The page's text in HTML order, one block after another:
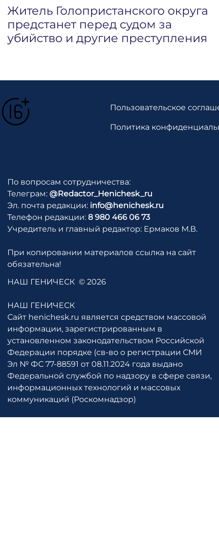
Житель Голопристанского округа
предстанет перед судом за
убийство и другие преступления
Пользовательское
Политика
По вопросам сотрудничества:
Телеграм: @Redactor_Henichesk_ru
Эл. почта редакции: info@henichesk.ru
Телефон редакции: 8 980 466 06 73
Учредитель и главный редактор: Ермаков М.В.
При копировании материалов ссылка на сайт
обязательна!
НАШ ГЕНИЧЕСК © 2026
НАШ ГЕНИЧЕСК
Сайт henichesk.ru является средством массовой
информации, зарегистрированным в
установленном законодательством Российской
Федерации порядке (св-во о регистрации СМИ
Эл № ФС 77-88591 от 08.11.2024 года выдано
Федеральной службой по надзору в сфере связи,
информационных технологий и массовых
коммуникаций (Роскомнадзор)